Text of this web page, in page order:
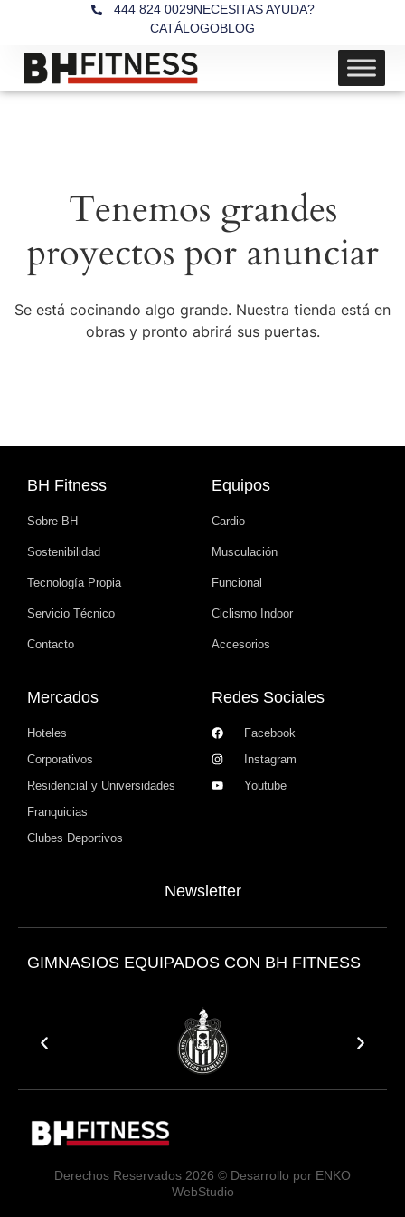
444 824 0029NECESITAS AYUDA?
CATÁLOGOBLOG
Tenemos grandes
proyectos por anunciar
Se está cocinando algo grande. Nuestra tienda está en
obras y pronto abrirá sus puertas.
BH Fitness
Sobre BH
Sostenibilidad
Tecnología Propia
Servicio Técnico
Contacto
Equipos
Cardio
Musculación
Funcional
Ciclismo Indoor
Accesorios
Mercados
Hoteles
Corporativos
Residencial y Universidades
Franquicias
Clubes Deportivos
Redes Sociales
Facebook
Instagram
Youtube
Newsletter
GIMNASIOS EQUIPADOS CON BH FITNESS
Derechos Reservados 2026 © Desarrollo por ENKO
WebStudio